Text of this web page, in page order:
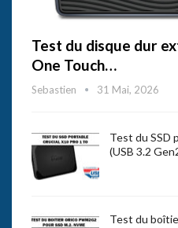
Test du disque dur
One Touch…
Sebastien 31 Mai, 2026
Test du SSD
(USB 3.2
Test du